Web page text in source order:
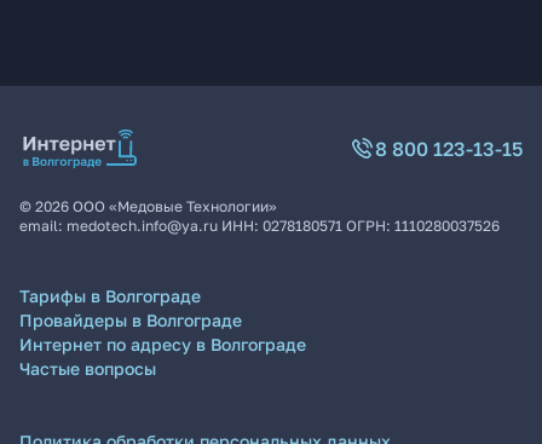
8 800 123-13-15
© 2026 ООО «Медовые Технологии»
email: medotech.info@ya.ru ИНН: 0278180571 ОГРН: 1110280037526
Тарифы в Волгограде
Провайдеры в Волгограде
Интернет по адресу в Волгограде
Частые вопросы